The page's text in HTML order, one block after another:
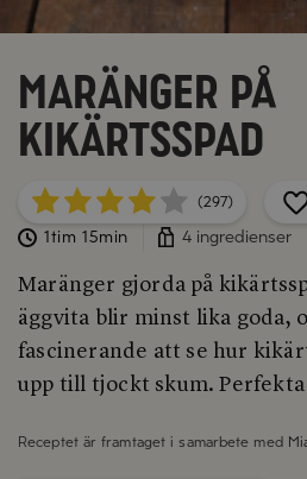
Maränger på
kikärtsspad
(297)
1tim 15min
4 ingredienser
Maränger gjorda på
äggvita blir minst lika goda,
fascinerande att se hur
upp till tjockt skum. Perfekta
Receptet är framtaget i samarbete med